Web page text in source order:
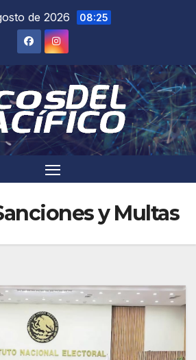
de 2026 08:25
y Multas